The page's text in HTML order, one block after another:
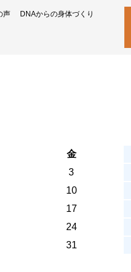
声 DNAからの身体づくり
金
3
10
17
24
31